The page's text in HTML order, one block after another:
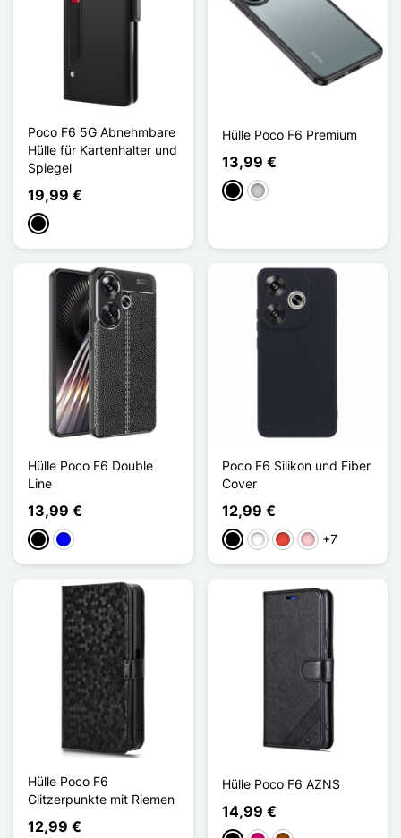
Poco F6 5G Abnehmbare
Hülle für Kartenhalter und
Spiegel
19,99 €
Schwarz
Hülle Poco F6 Premium
13,99 €
SchwarzTransparent
Hülle Poco F6 Double
Line
13,99 €
Schwarz
Blau
Poco F6 Silikon und Fiber
Cover
12,99 €
Schwarz
WeißRot Pink+7
Hülle Poco F6
Glitzerpunkte mit Riemen
12,99 €
Hülle Poco F6 AZNS
14,99 €